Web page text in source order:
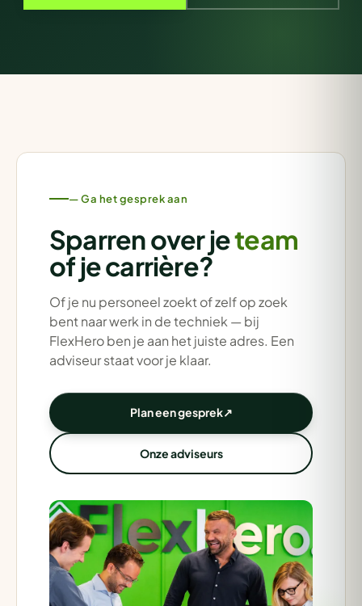
— Ga het gesprek aan
Sparren over jeteam
of je carrière?
Of je nu personeel zoekt of zelf op zoek
bent naar werk in de techniek — bij
FlexHero ben je aan het juiste adres. Een
adviseur staat voor je klaar.
Plan een gesprek↗
Onze adviseurs